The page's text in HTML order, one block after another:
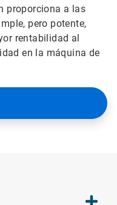
proporciona a las
pero potente,
rentabilidad al
en la máquina de